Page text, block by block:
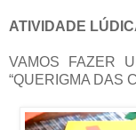
ATIVIDADE
VAMOS FAZER
“QUERIGMA DAS